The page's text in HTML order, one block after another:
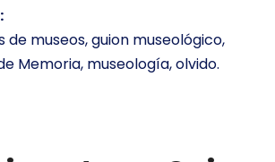
de museos, guion museológico,
Memoria, museología, olvido.